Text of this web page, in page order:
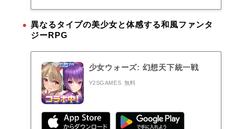
異なるタイプの美少女と体感する和風ファンタ
ジーRPG
少女ウォーズ: 幻想天下統一戦
Y2SGAMES 無料